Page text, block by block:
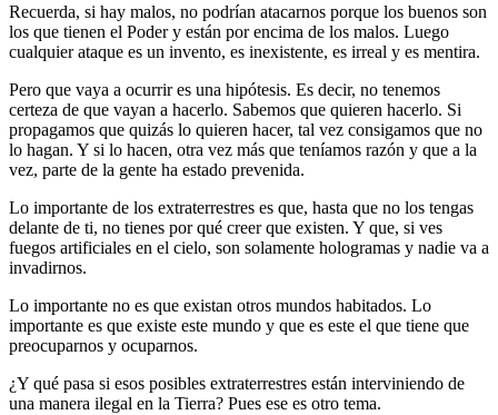
Recuerda, si hay malos, no podrían atacarnos porque los buenos son
los que tienen el Poder y están por encima de los malos. Luego
cualquier ataque es un invento, es inexistente, es irreal y es mentira.
Pero que vaya a ocurrir es una hipótesis. Es decir, no tenemos
certeza de que vayan a hacerlo. Sabemos que quieren hacerlo. Si
propagamos que quizás lo quieren hacer, tal vez consigamos que no
lo hagan. Y si lo hacen, otra vez más que teníamos razón y que a la
vez, parte de la gente ha estado prevenida.
Lo importante de los extraterrestres es que, hasta que no los tengas
delante de ti, no tienes por qué creer que existen. Y que, si ves
fuegos artificiales en el cielo, son solamente hologramas y nadie va a
invadirnos.
Lo importante no es que existan otros mundos habitados. Lo
importante es que existe este mundo y que es este el que tiene que
preocuparnos y ocuparnos.
¿Y qué pasa si esos posibles extraterrestres están interviniendo de
una manera ilegal en la Tierra? Pues ese es otro tema.